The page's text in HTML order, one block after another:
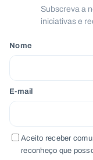
Subscreva a
iniciativas e
Nome
E-mail
Aceito receber
reconheço que